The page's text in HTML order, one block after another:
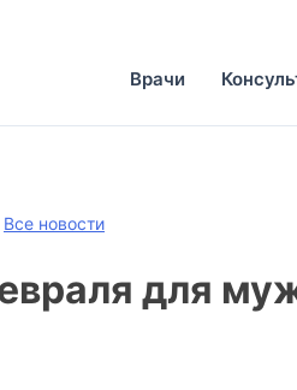
Врачи
Все новости
для